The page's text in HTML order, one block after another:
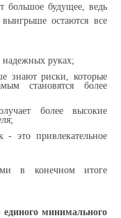
большое будущее, ведь
остаются все
надежных руках;
знают риски, которые
становятся более
более высокие
- это привлекательное
в конечном итоге
минимального